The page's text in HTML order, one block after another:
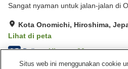
Sangat nyaman untuk jalan-jalan di
Kota Onomichi, Hiroshima,
Lihat di peta
3.7 Baik Ulasan:30
Situs web ini menggunakan cookie